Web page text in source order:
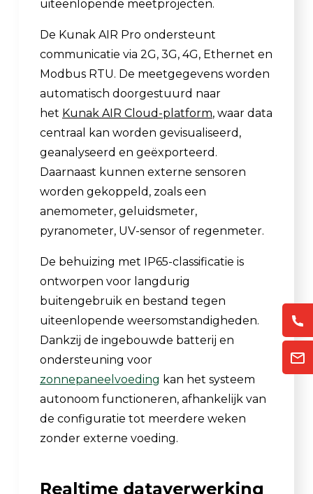
uiteenlopende meetprojecten.
De Kunak AIR Pro ondersteunt
communicatie via 2G, 3G, 4G, Ethernet en
Modbus RTU. De meetgegevens worden
automatisch doorgestuurd naar
het Kunak AIR Cloud-platform, waar data
centraal kan worden gevisualiseerd,
geanalyseerd en geëxporteerd.
Daarnaast kunnen externe sensoren
worden gekoppeld, zoals een
anemometer, geluidsmeter,
pyranometer, UV-sensor of regenmeter.
De behuizing met IP65-classificatie is
ontworpen voor langdurig
buitengebruik en bestand tegen
uiteenlopende weersomstandigheden.
Dankzij de ingebouwde batterij en
ondersteuning voor
zonnepaneelvoeding kan het systeem
autonoom functioneren, afhankelijk van
de configuratie tot meerdere weken
zonder externe voeding.
Realtime dataverwerking